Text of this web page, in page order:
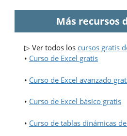
Más recursos
▷ Ver todos los cursos gratis
• Curso de Excel gratis
• Curso de Excel avanzado
• Curso de Excel básico gratis
• Curso de tablas dinámicas